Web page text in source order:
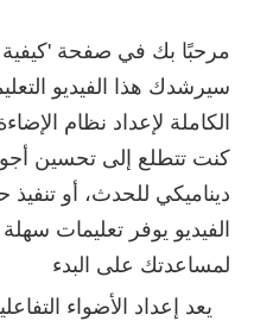
مرحبًا بك في صفحة 'كيفية
سيرشدك هذا الفيديو
الكاملة لإعداد نظام
كنت تتطلع إلى تحسين
ديناميكي للحدث، أو تنفيذ
الفيديو يوفر تعليمات سهلة
لمساعدتك على البدء
يعد إعداد الأضواء